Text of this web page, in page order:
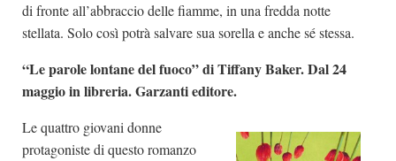
di fronte all’abbraccio delle fiamme, in una fredda notte
stellata. Solo così potrà salvare sua sorella e anche sé stessa.
“Le parole lontane del fuoco” di Tiffany Baker. Dal 24
maggio in libreria. Garzanti editore.
Le quattro giovani donne
protagoniste di questo romanzo